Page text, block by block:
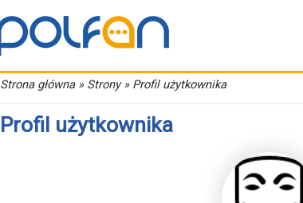
Strona główna» Strony » Profil użytkownika
Profil użytkownika